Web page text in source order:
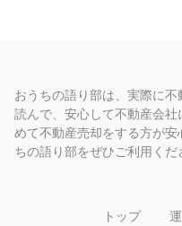
おうちの語り部は、実際に
読んで、安心して不動産会
めて不動産売却をする方が
ちの語り部をぜひご利用くだ
トップ